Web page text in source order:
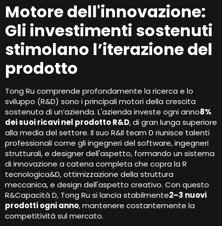
Motore dell'innovazione:
Gli investimenti sostenuti
stimolano l’iterazione del
prodotto
Tong Ru comprende profondamente la ricerca e lo
sviluppo (R&D) sono i principali motori della crescita
sostenuta di un’azienda. L'azienda investe ogni anno8%
dei suoi ricavi nel prodotto R&D, di gran lunga superiore
alla media del settore. Il suo R&Il team D riunisce talenti
professionali come gli ingegneri del software, ingegneri
strutturali, e designer dell'aspetto, formando un sistema
di innovazione a catena completa che copra la R
tecnologica&D, ottimizzazione della struttura
meccanica, e design dell'aspetto creativo. Con questo
R&Capacità D, Tong Ru si lancia stabilmente2–3 nuovi
prodotti ogni anno, mantenere costantemente la
competitività sul mercato.